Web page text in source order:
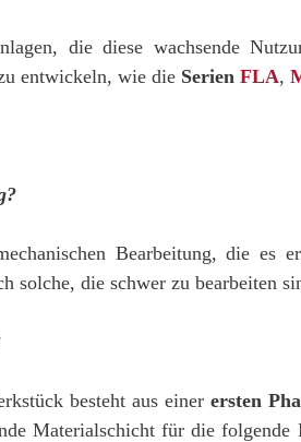
die diese wachsende
entwickeln, wie die Serien FLA,
Bearbeitung, die es
solche, die schwer zu bearbeiten
besteht aus einer ersten
Materialschicht für die folgende